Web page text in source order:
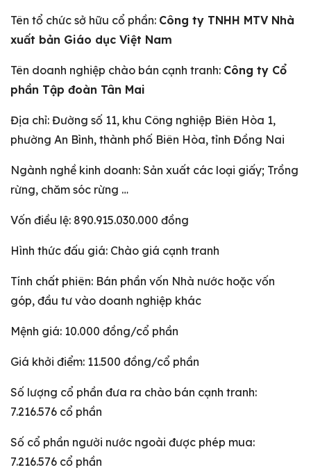
Tên tổ chức sở hữu cổ phần: Công ty TNHH MTV Nhà
xuất bản Giáo dục Việt Nam
Tên doanh nghiệp chào bán cạnh tranh: Công ty Cổ
phần Tập đoàn Tân Mai
Địa chỉ: Đường số 11, khu Công nghiệp Biên Hòa 1,
phường An Bình, thành phố Biên Hòa, tỉnh Đồng Nai
Ngành nghề kinh doanh: Sản xuất các loại giấy; Trồng
rừng, chăm sóc rừng …
Vốn điều lệ: 890.915.030.000 đồng
Hình thức đấu giá: Chào giá cạnh tranh
Tính chất phiên: Bán phần vốn Nhà nước hoặc vốn
góp, đầu tư vào doanh nghiệp khác
Mệnh giá: 10.000 đồng/cổ phần
Giá khởi điểm: 11.500 đồng/cổ phần
Số lượng cổ phần đưa ra chào bán cạnh tranh:
7.216.576 cổ phần
Số cổ phần người nước ngoài được phép mua:
7.216.576 cổ phần